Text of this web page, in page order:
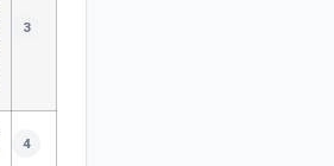
3
4